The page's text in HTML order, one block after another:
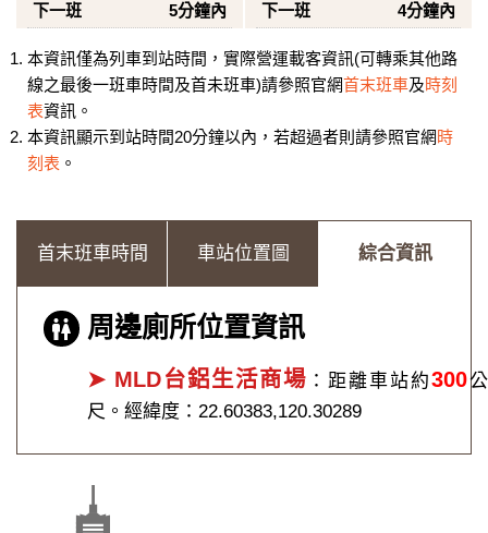
下一班
5分鐘內
下一班
4分鐘內
本資訊僅為列車到站時間，實際營運載客資訊(可轉乘其他路
線之最後一班車時間及首未班車)請參照官網首末班車及時刻
表資訊。
本資訊顯示到站時間20分鐘以內，若超過者則請參照官網 時
刻表 。
首末班車時間 車站位置圖 綜合資訊
周邊廁所位置資訊
➤ MLD台鋁生活商場 ：距離車站約300公
尺。經緯度：22.60383,120.30289